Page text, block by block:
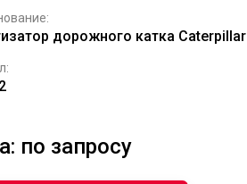
дорожного катка Caterpillar
по запросу